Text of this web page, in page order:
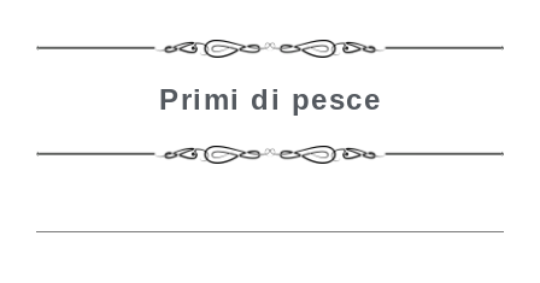
Primi di pesce